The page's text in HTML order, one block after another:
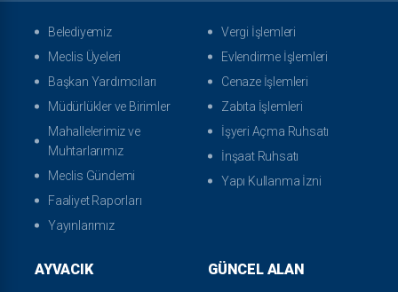
Belediyemiz
Meclis Üyeleri
Başkan Yardımcıları
Müdürlükler ve Birimler
Mahallelerimiz ve
Muhtarlarımız
Meclis Gündemi
Faaliyet Raporları
Yayınlarımız
Vergi İşlemleri
Evlendirme İşlemleri
Cenaze İşlemleri
Zabıta İşlemleri
İşyeri Açma Ruhsatı
İnşaat Ruhsatı
Yapı Kullanma İzni
AYVACIK GÜNCEL ALAN